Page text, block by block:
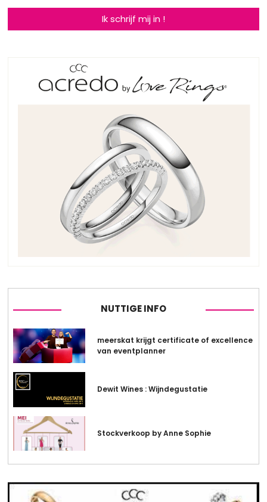
Ik schrijf mij in !
NUTTIGE INFO
meerskat krijgt certificate of excellence
van eventplanner
Dewit Wines : Wijndegustatie
Stockverkoop by Anne Sophie